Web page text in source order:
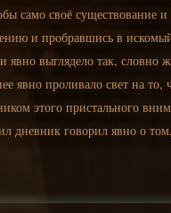
само своё существование
и пробравшись в
выглядело так, словно
явно проливало свет на то,
этого пристального
дневник говорил явно о